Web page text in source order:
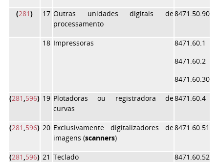
(281) 17 Outras unidades digitais de
processamento
8471.50.90
18 Impressoras
8471.60.1
8471.60.2
8471.60.30
(281 ,596) 19 Plotadoras ou registradora de
curvas
8471.60.4
(281 ,596) 20 Exclusivamente digitalizadores de
imagens (scanners)
8471.60.51
(281 ,596) 21 Teclado 8471.60.52